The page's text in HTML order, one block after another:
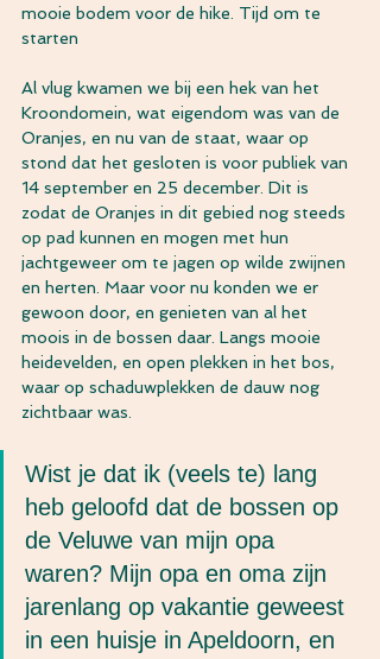
mooie bodem voor de hike. Tijd om te
starten
Al vlug kwamen we bij een hek van het
Kroondomein, wat eigendom was van de
Oranjes, en nu van de staat, waar op
stond dat het gesloten is voor publiek van
14 september en 25 december. Dit is
zodat de Oranjes in dit gebied nog steeds
op pad kunnen en mogen met hun
jachtgeweer om te jagen op wilde zwijnen
en herten. Maar voor nu konden we er
gewoon door, en genieten van al het
moois in de bossen daar. Langs mooie
heidevelden, en open plekken in het bos,
waar op schaduwplekken de dauw nog
zichtbaar was.
Wist je dat ik (veels te) lang
heb geloofd dat de bossen op
de Veluwe van mijn opa
waren? Mijn opa en oma zijn
jarenlang op vakantie geweest
in een huisje in Apeldoorn, en